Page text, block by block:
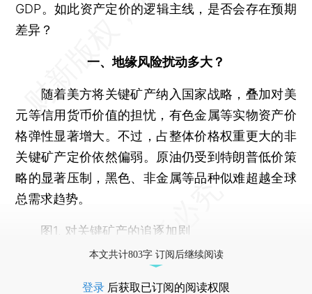
GDP。如此资产定价的逻辑主线，是否会存在预期
差异？
一、地缘风险扰动多大？
随着美方将关键矿产纳入国家战略，叠加对美
元等信用货币价值的担忧，有色金属等实物资产价
格弹性显著增大。不过，占整体价格权重更大的非
关键矿产定价依然偏弱。原油仍受到特朗普低价策
略的显著压制，黑色、非金属等品种似难超越全球
总需求趋势。
图1. 对关键矿产的追逐加剧
本文共计803字 订阅后继续阅读
登录 后获取已订阅的阅读权限